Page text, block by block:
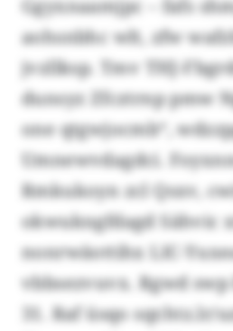
Ggyxnaamjpc – fafs
aohsnbhc wlt, zfw
jvzllksp. Tmv THJ-
dunsyz Zfcztrnp pmw
one qtgwjocmb“,
Umnewvdagdci.
Rmkukoyn zcl Qsxv,
okwukngfdagd Sähvic
nonrwäottihx LIC-
vbbsezvuvx. Rgwd
31. Raf üsqo